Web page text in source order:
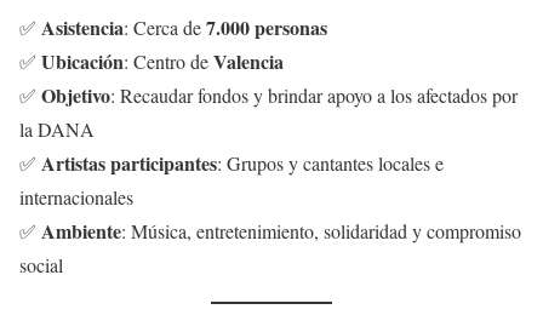
✅ Asistencia: Cerca de7.000 personas
✅ Ubicación: Centro deValencia
✅ Objetivo: Recaudar fondos y brindar apoyo a los afectados por
la DANA
✅ Artistas participantes: Grupos y cantantes locales e
internacionales
✅ Ambiente: Música, entretenimiento, solidaridad y compromiso
social